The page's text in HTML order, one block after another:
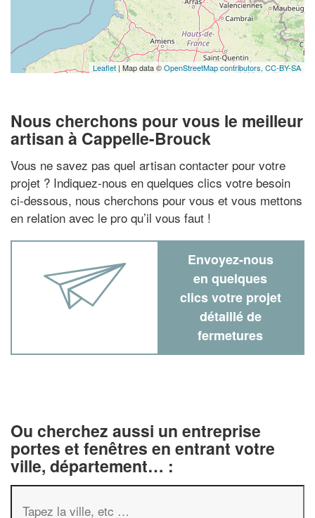
Leaflet | Map data ©OpenStreetMap contributors, CC-BY-SA
Nous cherchons pour vous le meilleur
artisan à Cappelle-Brouck
Vous ne savez pas quel artisan contacter pour votre
projet ? Indiquez-nous en quelques clics votre besoin
ci-dessous, nous cherchons pour vous et vous mettons
en relation avec le pro qu’il vous faut !
Envoyez-nous
en quelques
clics votre projet
détaillé de
fermetures
Ou cherchez aussi un entreprise
portes et fenêtres en entrant votre
ville, département… :